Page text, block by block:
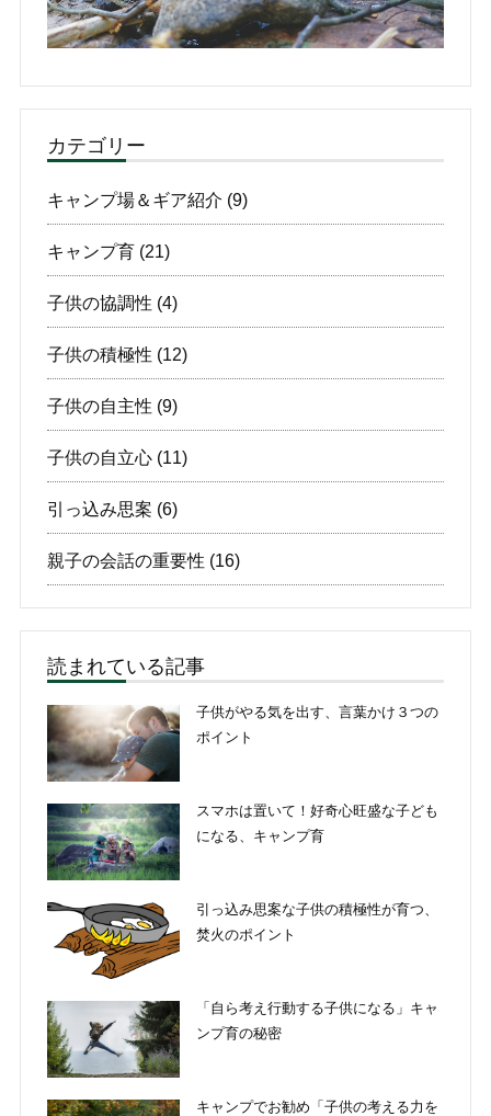
カテゴリー
キャンプ場＆ギア紹介 (9)
キャンプ育(21)
子供の協調性 (4)
子供の積極性 (12)
子供の自主性 (9)
子供の自立心(11)
引っ込み思案 (6)
親子の会話の重要性 (16)
読まれている記事
子供がやる気を出す、言葉かけ３つの
ポイント
スマホは置いて！好奇心旺盛な子ども
になる、キャンプ育
引っ込み思案な子供の積極性が育つ、
焚火のポイント
「自ら考え行動する子供になる」キャ
ンプ育の秘密
キャンプでお勧め「子供の考える力を